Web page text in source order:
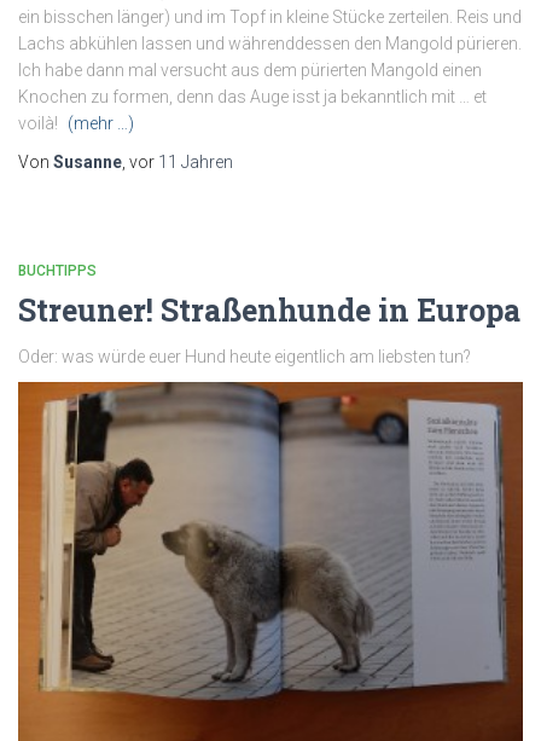
ein bisschen länger) und im Topf in kleine Stücke zerteilen. Reis und
Lachs abkühlen lassen und währenddessen den Mangold pürieren.
Ich habe dann mal versucht aus dem pürierten Mangold einen
Knochen zu formen, denn das Auge isst ja bekanntlich mit … et
voilà!
(mehr …)
Von Susanne , vor 11 Jahren
BUCHTIPPS
Streuner! Straßenhunde in Europa
Oder: was würde euer Hund heute eigentlich am liebsten tun?